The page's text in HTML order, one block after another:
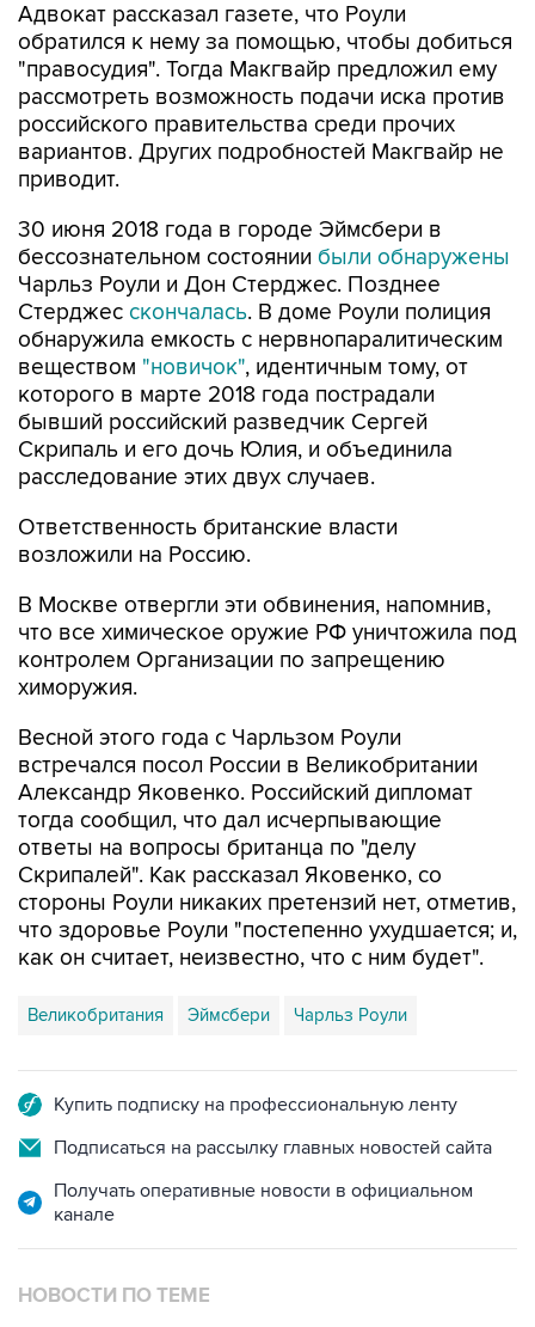
Адвокат рассказал газете, что Роули
обратился к нему за помощью, чтобы добиться
"правосудия". Тогда Макгвайр предложил ему
рассмотреть возможность подачи иска против
российского правительства среди прочих
вариантов. Других подробностей Макгвайр не
приводит.
30 июня 2018 года в городе Эймсбери в
бессознательном состоянии были обнаружены
Чарльз Роули и Дон Стерджес. Позднее
Стерджес скончалась. В доме Роули полиция
обнаружила емкость с нервнопаралитическим
веществом "новичок", идентичным тому, от
которого в марте 2018 года пострадали
бывший российский разведчик Сергей
Скрипаль и его дочь Юлия, и объединила
расследование этих двух случаев.
Ответственность британские власти
возложили на Россию.
В Москве отвергли эти обвинения, напомнив,
что все химическое оружие РФ уничтожила под
контролем Организации по запрещению
химоружия.
Весной этого года с Чарльзом Роули
встречался посол России в Великобритании
Александр Яковенко. Российский дипломат
тогда сообщил, что дал исчерпывающие
ответы на вопросы британца по "делу
Скрипалей". Как рассказал Яковенко, со
стороны Роули никаких претензий нет, отметив,
что здоровье Роули "постепенно ухудшается; и,
как он считает, неизвестно, что с ним будет".
Великобритания Эймсбери Чарльз Роули
Купить подписку на профессиональную ленту
Подписаться на рассылку главных новостей сайта
Получать оперативные новости в официальном
канале
НОВОСТИ ПО ТЕМЕ